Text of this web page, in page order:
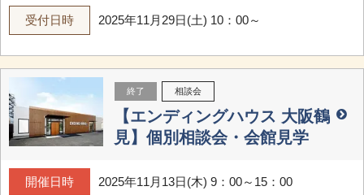
受付日時 2025年11月29日(土) 10：00～
終了 相談会
【エンディングハウス 大阪鶴
見】個別相談会・会館見学
開催日時 2025年11月13日(木) 9：00～15：00